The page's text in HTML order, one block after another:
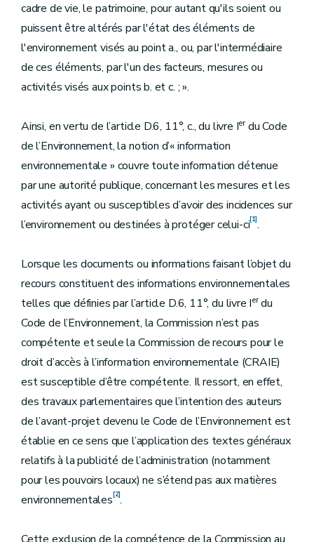
cadre de vie, le patrimoine, pour autant qu'ils soient ou
puissent être altérés par l'état des éléments de
l'environnement visés au point a., ou, par l'intermédiaire
de ces éléments, par l'un des facteurs, mesures ou
activités visés aux points b. et c. ; ».
Ainsi, en vertu de l’article D.6, 11°, c., du livre Ierdu Code
de l’Environnement, la notion d’« information
environnementale » couvre toute information détenue
par une autorité publique, concernant les mesures et les
activités ayant ou susceptibles d’avoir des incidences sur
l’environnement ou destinées à protéger celui-ci[1].
Lorsque les documents ou informations faisant l’objet du
recours constituent des informations environnementales
telles que définies par l’article D.6, 11°, du livre Ierdu
Code de l’Environnement, la Commission n’est pas
compétente et seule la Commission de recours pour le
droit d’accès à l’information environnementale (CRAIE)
est susceptible d’être compétente. Il ressort, en effet,
des travaux parlementaires que l’intention des auteurs
de l’avant-projet devenu le Code de l’Environnement est
établie en ce sens que l’application des textes généraux
relatifs à la publicité de l’administration (notamment
pour les pouvoirs locaux) ne s’étend pas aux matières
environnementales[2].